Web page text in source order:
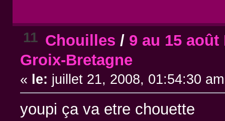
11 Chouilles / 9 au 15
Groix-Bretagne
« le: juillet 21, 2008, 01:54:30
youpi ça va etre chouette